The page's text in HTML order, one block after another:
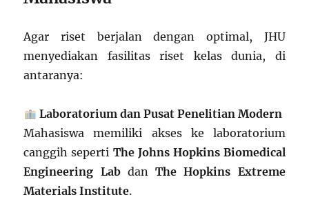
Agar riset berjalan dengan optimal, JHU
menyediakan fasilitas riset kelas dunia, di
antaranya:
Laboratorium dan Pusat Penelitian Modern
Mahasiswa memiliki akses ke laboratorium
canggih seperti The Johns Hopkins Biomedical
Engineering LabdanThe Hopkins Extreme
Materials Institute.